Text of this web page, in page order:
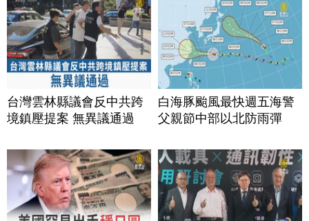
台灣雲林縣議會反中共跨
境鎮壓提案 無異議通過
白海豚颱風最快週五海警
父親節中部以北防雨彈